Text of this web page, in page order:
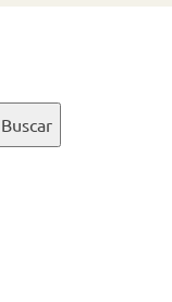
Buscar